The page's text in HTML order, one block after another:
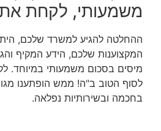
משמעותי, לקחת את
ההחלטה להגיע למשרד שלכם,
המקצוענות שלכם, הידע המקיף
מיסים בסכום משמעותי במיוחד.
לסוף הטוב ב"ה! ממש הופתענו
בחכמה ובשירותיות נפלאה.